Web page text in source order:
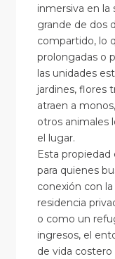
inmersiva en la
grande de dos
compartido, lo
prolongadas o
las unidades
jardines, flores
atraen a
otros animales
el lugar.
Esta
para quienes
conexión con
residencia
o como un
ingresos, el
de vida costero